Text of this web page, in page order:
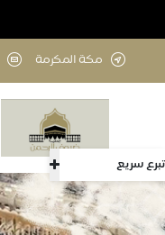
تبرع سريع
مكة المكرمة